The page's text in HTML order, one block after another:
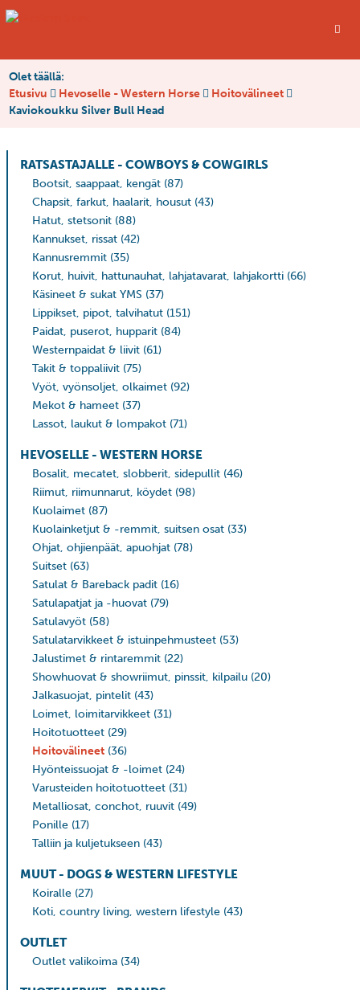
Olet täällä:
Etusivu
Hevoselle - Western Horse
Hoitovälineet
Kaviokoukku Silver Bull Head
RATSASTAJALLE - COWBOYS & COWGIRLS
Bootsit, saappaat, kengät (87)
Chapsit, farkut, haalarit, housut (43)
Hatut, stetsonit (88)
Kannukset, rissat (42)
Kannusremmit (35)
Korut, huivit, hattunauhat, lahjatavarat, lahjakortti (66)
Käsineet & sukat YMS (37)
Lippikset, pipot, talvihatut (151)
Paidat, puserot, hupparit (84)
Westernpaidat & liivit (61)
Takit & toppaliivit (75)
Vyöt, vyönsoljet, olkaimet (92)
Mekot & hameet (37)
Lassot, laukut & lompakot (71)
HEVOSELLE - WESTERN HORSE
Bosalit, mecatet, slobberit, sidepullit (46)
Riimut, riimunnarut, köydet (98)
Kuolaimet (87)
Kuolainketjut & -remmit, suitsen osat (33)
Ohjat, ohjienpäät, apuohjat (78)
Suitset (63)
Satulat & Bareback padit (16)
Satulapatjat ja -huovat (79)
Satulavyöt (58)
Satulatarvikkeet & istuinpehmusteet (53)
Jalustimet & rintaremmit (22)
Showhuovat & showriimut, pinssit, kilpailu (20)
Jalkasuojat, pintelit (43)
Loimet, loimitarvikkeet (31)
Hoitotuotteet (29)
Hoitovälineet (36)
Hyönteissuojat & -loimet (24)
Varusteiden hoitotuotteet (31)
Metalliosat, conchot, ruuvit (49)
Ponille (17)
Talliin ja kuljetukseen (43)
MUUT - DOGS & WESTERN LIFESTYLE
Koiralle (27)
Koti, country living, western lifestyle (43)
OUTLET
Outlet valikoima (34)